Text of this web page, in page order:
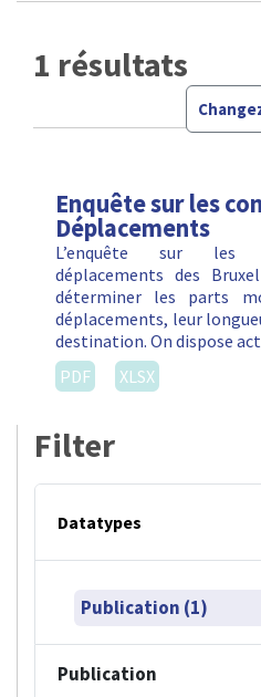
1 résultats
Enquête sur les
Déplacements
L’enquête sur les
déplacements des
déterminer les parts
déplacements, leur
destination. On dispose
PDF
XLSX
Filter
Datatypes
Publication (1)
Publication